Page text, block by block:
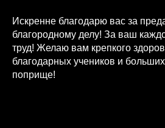
Искренне благодарю вас за
благородному делу! За ваш
труд! Желаю вам крепкого
благодарных учеников и
поприще!